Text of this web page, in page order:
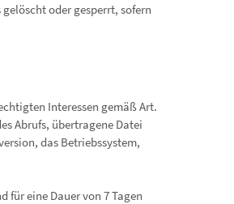
oder gesperrt, sofern
Interessen gemäß Art.
Abrufs, übertragene Datei
das Betriebssystem,
für eine Dauer von 7 Tagen